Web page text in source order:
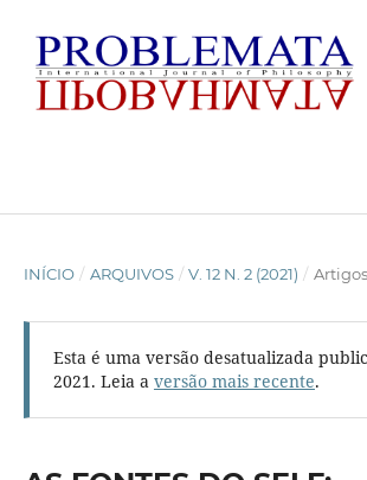
INÍCIO / ARQUIVOS / V. 12 N. 2 (2021) / Artigos
Esta é uma versão desatualizada
2021. Leia a versão mais recente.